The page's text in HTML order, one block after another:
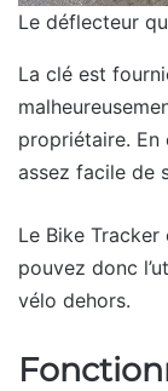
Le déflecteur
La clé est
propriétaire. En
assez facile de
Le Bike Tracker
pouvez donc
vélo dehors.